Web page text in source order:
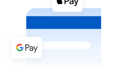
Acquista criptovalute in
Acquista con contanti
Bonifico SEPA